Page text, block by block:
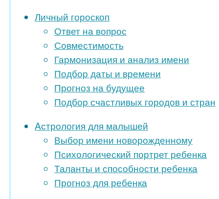
Личный гороскоп
Ответ на вопрос
Совместимость
Гармонизация и анализ имени
Подбор даты и времени
Прогноз на будущее
Подбор счастливых городов и стран
Aстрология для малышей
Выбор имени новорожденному
Психологический портрет ребенка
Таланты и способности ребенка
Прогноз для ребенка